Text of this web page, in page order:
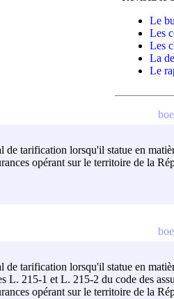
Le
Les
Les
La
Le
tarification lorsqu'il statue en
opérant sur le territoire de la
de tarification lorsqu'il statue en
L. 215-1 et L. 215-2 du code des
opérant sur le territoire de la